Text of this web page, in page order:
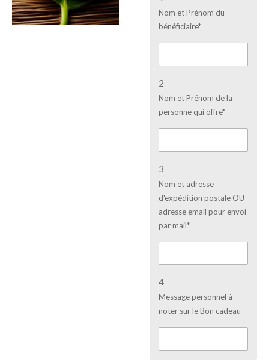
Nom et Prénom du
bénéficiaire*
2
Nom et Prénom de la
personne qui offre*
3
Nom et adresse
d'expédition postale OU
adresse email pour envoi
par mail*
4
Message personnel à
noter sur le Bon cadeau